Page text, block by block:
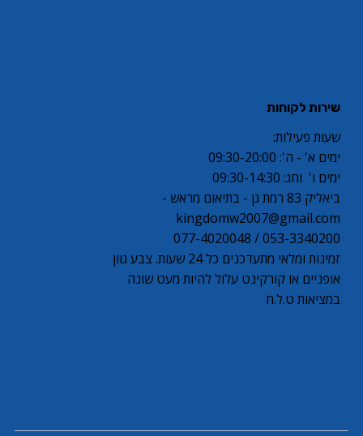
שירות לקוחות
שעות פעילות:
ימים א' - ה': 09:30-20:00
ימים ו' וחג: 09:30-14:30
ביאליק 83 רמת גן - בתיאום מראש -
kingdomw2007@gmail.com
053-3340200 / 077-4020048
זמינות ומלאי מתעדכנים כל 24 שעות. צבע גוון
אופניים או קורקינט עלול להיות מעט שונה
במציאות ט.ל.ח